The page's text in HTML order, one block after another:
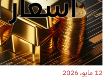
12 مايو، 2026